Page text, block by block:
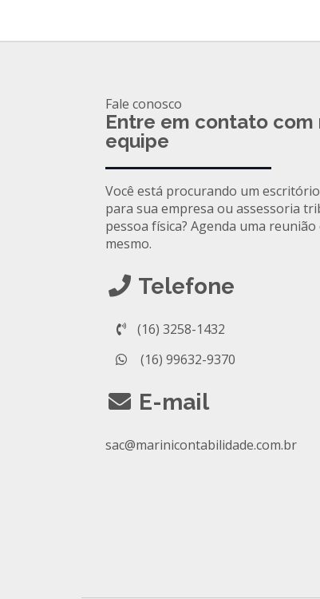
Fale conosco
Entre em contato com
equipe
Você está procurando um
para sua empresa ou assessoria
pessoa física? Agenda uma
mesmo.
Telefone
(16) 3258-1432
(16) 99632-9370
E-mail
sac@marinicontabilidade.com.br